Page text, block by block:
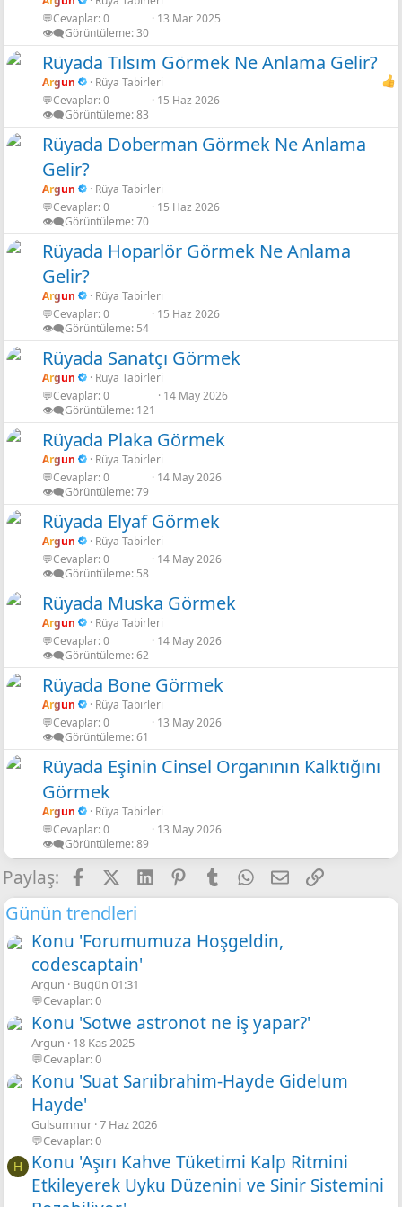
Shadow neon
💬Cevaplar 0
👁️‍🗨️Görüntüleme 30
13 Mar 2025
Rüyada Tılsım Görmek Ne Anlama Gelir?
Argun
Rüya Tabirleri
💬Cevaplar 0
👁️‍🗨️Görüntüleme 83
15 Haz 2026
Rüyada Doberman Görmek Ne Anlama
Gelir?
Argun
Rüya Tabirleri
💬Cevaplar 0
👁️‍🗨️Görüntüleme 70
15 Haz 2026
Rüyada Hoparlör Görmek Ne Anlama
Gelir?
Argun
Rüya Tabirleri
💬Cevaplar 0
👁️‍🗨️Görüntüleme 54
15 Haz 2026
Rüyada Sanatçı Görmek
Argun
Rüya Tabirleri
💬Cevaplar 0
👁️‍🗨️Görüntüleme 121
14 May 2026
Rüyada Plaka Görmek
Argun
Rüya Tabirleri
💬Cevaplar 0
👁️‍🗨️Görüntüleme 79
14 May 2026
Rüyada Elyaf Görmek
Argun
Rüya Tabirleri
💬Cevaplar 0
👁️‍🗨️Görüntüleme 58
14 May 2026
Rüyada Muska Görmek
Argun
Rüya Tabirleri
💬Cevaplar 0
👁️‍🗨️Görüntüleme 62
14 May 2026
Rüyada Bone Görmek
Argun
Rüya Tabirleri
💬Cevaplar 0
👁️‍🗨️Görüntüleme 61
13 May 2026
Rüyada Eşinin Cinsel Organının Kalktığını
Görmek
Argun
Rüya Tabirleri
💬Cevaplar 0
👁️‍🗨️Görüntüleme 89
13 May 2026
Paylaş: FacebookLinkedInPinterestTumblrWhatsApp
E-posta
Link
Günün trendleri
Konu 'Forumumuza Hoşgeldin,
codescaptain'
Argun
Bugün 01:31
💬Cevaplar: 0
Konu 'Sotwe astronot ne iş yapar?'
Argun
18 Kas 2025
💬Cevaplar: 0
Konu 'Suat Sarıibrahim-Hayde Gidelum
Hayde'
Gulsumnur 7 Haz 2026
💬Cevaplar: 0
H
Konu 'Aşırı Kahve Tüketimi Kalp Ritmini
Etkileyerek Uyku Düzenini ve Sinir Sistemini